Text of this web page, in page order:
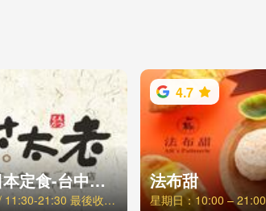
樹太老日本定食-台中青海店
週一至週五 / 11:30-21:30 最後收客時間21:00，週六日、例假日 / 11:00-21:30 最後收客時間21:00
4.7
法布甜
星期日：10:00 – 21:00